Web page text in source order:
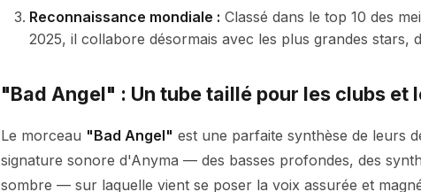
Reconnaissance mondiale : Classé dans le top 10 des
2025, il collabore désormais avec les plus grandes stars,
"Bad Angel" : Un tube taillé pour les clubs et
Le morceau "Bad Angel" est une parfaite synthèse de leurs
signature sonore d'Anyma — des basses profondes, des
sombre — sur laquelle vient se poser la voix assurée et